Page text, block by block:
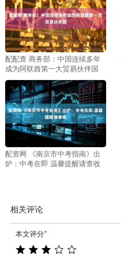
配配查 商务部：中国连续多年
成为阿联酋第一大贸易伙伴国
配资网 《南京市中考指南》出
炉：中考在即 温馨提醒请查收
相关评论
本文评分*